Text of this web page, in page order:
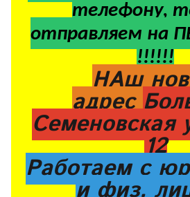
телефону,
отправляем на
!!!!!!
НАш
адрес
Семеновская
12
Работаем с